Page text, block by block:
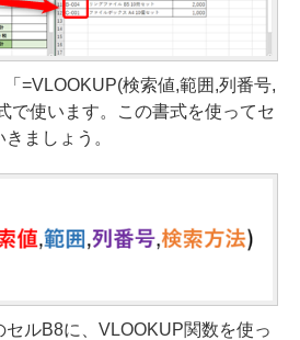
=VLOOKUP(検索値,範囲,列番号,
で使います。この書式を使ってセ
ましょう。
ルB8に、VLOOKUP関数を使っ